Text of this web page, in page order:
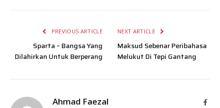
PREVIOUS ARTICLE
Sparta – Bangsa Yang
Dilahirkan Untuk Berperang
NEXT ARTICLE
Maksud Sebenar Peribahasa
Melukut Di Tepi Gantang
Ahmad Faezal